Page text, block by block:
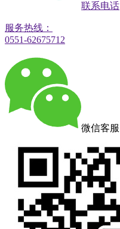
联系电话
服务热线：
0551-62675712
微信客服